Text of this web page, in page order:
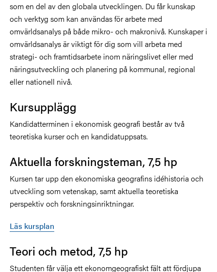
som en del av den globala utvecklingen. Du får kunskap
och verktyg som kan användas för arbete med
omvärldsanalys på både mikro- och makronivå. Kunskaper i
omvärldsanalys är viktigt för dig som vill arbeta med
strategi- och framtidsarbete inom näringslivet eller med
näringsutveckling och planering på kommunal, regional
eller nationell nivå.
Kursupplägg
Kandidatterminen i ekonomisk geografi består av två
teoretiska kurser och en kandidatuppsats.
Aktuella forskningsteman, 7,5 hp
Kursen tar upp den ekonomiska geografins idéhistoria och
utveckling som vetenskap, samt aktuella teoretiska
perspektiv och forskningsinriktningar.
Läs kursplan
Teori och metod, 7,5 hp
Studenten får välja ett ekonomgeografiskt fält att fördjupa